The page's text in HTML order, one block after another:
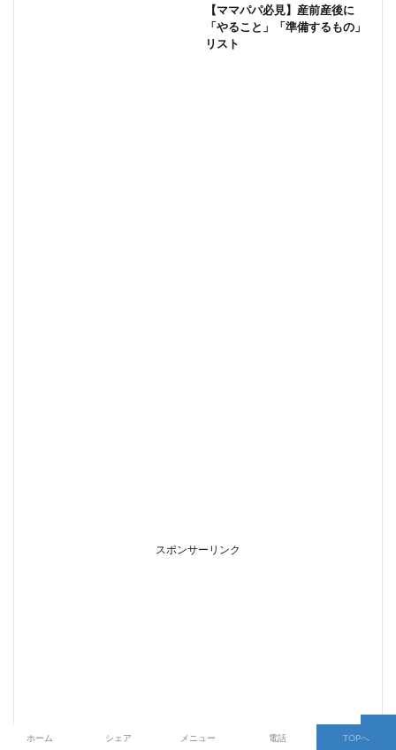
【ママパパ必見】産前産後に
「やること」「準備するもの」
リスト
スポンサーリンク
ホーム シェア メニュー 電話 TOPへ